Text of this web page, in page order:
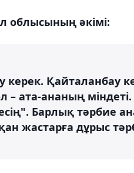
облысының әкімі:
Қайталанбау
– ата-ананың
Барлық тәрбие
жастарға дұрыс